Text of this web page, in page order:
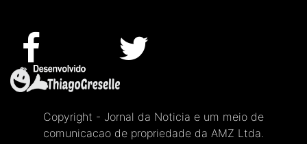
Copyright - Jornal da Noticia e um meio de
comunicacao de propriedade da AMZ Ltda.